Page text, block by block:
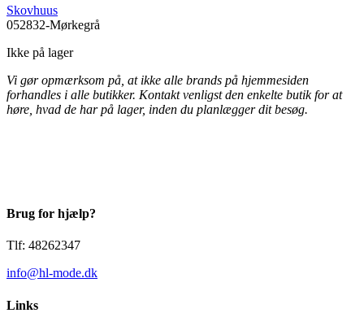
Skovhuus
052832-Mørkegrå
Ikke på lager
Vi gør opmærksom på, at ikke alle brands på hjemmesiden
forhandles i alle butikker. Kontakt venligst den enkelte butik for at
høre, hvad de har på lager, inden du planlægger dit besøg.
Brug for hjælp?
Tlf: 48262347
info@hl-mode.dk
Links